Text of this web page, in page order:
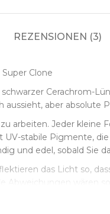
REZENSIONEN (3)
Clone
Cerachrom-
aber absolute
arbeiten. Jeder kleine
stabile Pigmente,
und edel, sobald Sie
das Licht so,
wären